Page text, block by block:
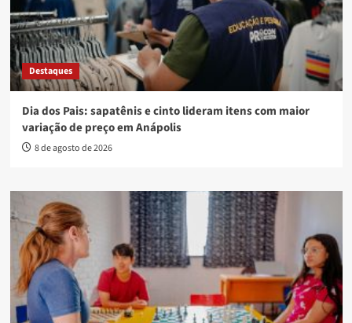
Destaques
Dia dos Pais: sapatênis e cinto lideram itens com maior
variação de preço em Anápolis
8 de agosto de 2026